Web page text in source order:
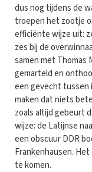
dus nog tijdens de
troepen het zootje
efficiënte wijze uit:
zes bij de
samen met Thomas
gemarteld en
een gevecht tussen
maken dat niets
zoals altijd gebeurt
wijze: de Latijnse
een obscuur DDR
Frankenhausen.
te komen.